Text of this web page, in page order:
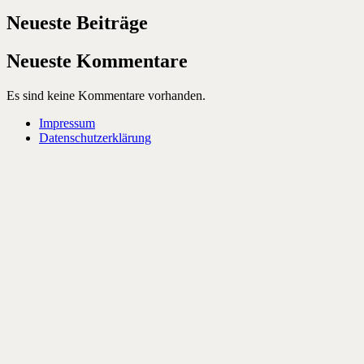
Neueste Beiträge
Neueste Kommentare
Es sind keine Kommentare vorhanden.
Impressum
Datenschutzerklärung